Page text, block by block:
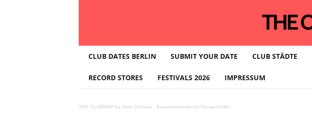
L
B
CLUB DATES BERLIN SUBMIT YOUR DATE CLUB STÄDTE
RECORD STORES FESTIVALS 2026 IMPRESSUM
THE CLUBMAP by Jens Schwan · Kassettenkinder im House Keller